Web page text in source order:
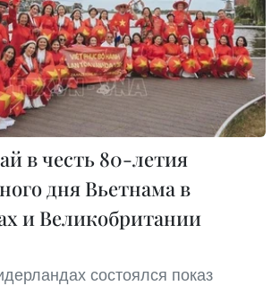
в честь 80-летия
дня Вьетнама в
и Великобритании
состоялся показ